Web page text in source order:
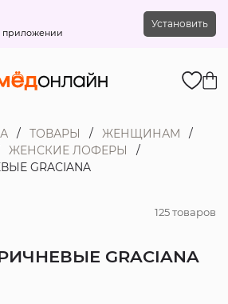
приложении
Установить
ТОВАРЫ
ЖЕНЩИНАМ
ЖЕНСКИЕ ЛОФЕРЫ
GRACIANA
125 товаров
GRACIANA